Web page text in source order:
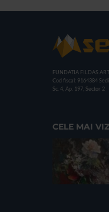
FUNDATIA FILDAS ART
Cod fiscal: 9164384
Sc. 4, Ap. 197, Sector 2
CELE MAI